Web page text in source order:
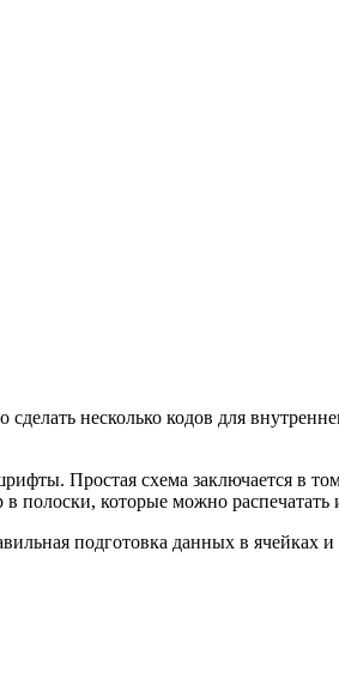
несколько кодов для
Простая схема заключается в
которые можно распечатать
подготовка данных в ячейках